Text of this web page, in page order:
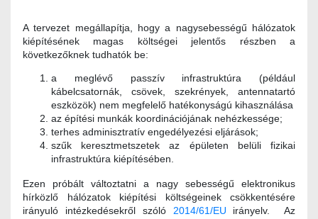
A tervezet megállapítja, hogy a nagysebességű hálózatok
kiépítésének magas költségei jelentős részben a
következőknek tudhatók be:
a meglévő passzív infrastruktúra (például
kábelcsatornák, csövek, szekrények, antennatartó
eszközök) nem megfelelő hatékonyságú kihasználása
az építési munkák koordinációjának nehézkessége;
terhes adminisztratív engedélyezési eljárások;
szűk keresztmetszetek az épületen belüli fizikai
infrastruktúra kiépítésében.
Ezen próbált változtatni a nagy sebességű elektronikus
hírközlő hálózatok kiépítési költségeinek csökkentésére
irányuló intézkedésekről szóló 2014/61/EU irányelv. Az